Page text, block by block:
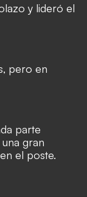
y lideró el
pero en
parte
gran
el poste.